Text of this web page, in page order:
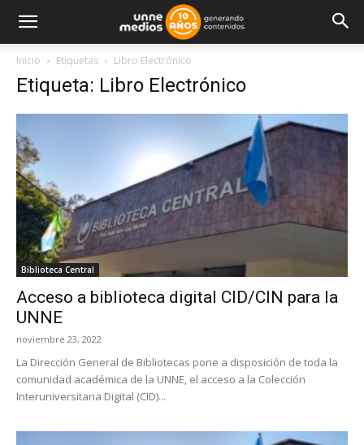
Inicio Etiquetas Libro Electrónico
Etiqueta: Libro Electrónico
Biblioteca Central
Acceso a biblioteca digital CID/CIN para la
UNNE
noviembre 23, 2022
La Dirección General de Bibliotecas pone a disposición de toda la
comunidad académica de la UNNE, el acceso a la Colección
Interuniversitaria Digital (CID)...